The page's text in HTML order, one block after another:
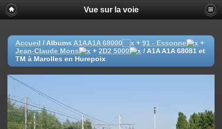
Vue sur la voie
Accueil / Albums A1AA1A 68000 + 91 - Essonne
+
Jean-Claude Mons
+ 2D2 5000 / A1A A1A 68081 et
TM à Marolles en Hurepoix